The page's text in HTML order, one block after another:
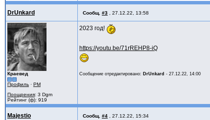
DrUnkard Сообщ. #3 27.12.22, 13:58
Краевед
Профиль · PM
Поощрения: 3 Dgm
Рейтинг (ф): 919
2023 год!
https://youtu.be/71rREHP8-iQ
Сообщение отредактировано: DrUnkard - 27.12.22, 14:00
Majestio Сообщ. #4 27.12.22, 15:34